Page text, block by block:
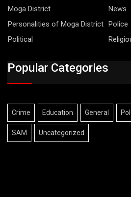
Moga District
News
Personalities of Moga District Police
Political
Popular Categories
Crime Education General
SAM Uncategorized